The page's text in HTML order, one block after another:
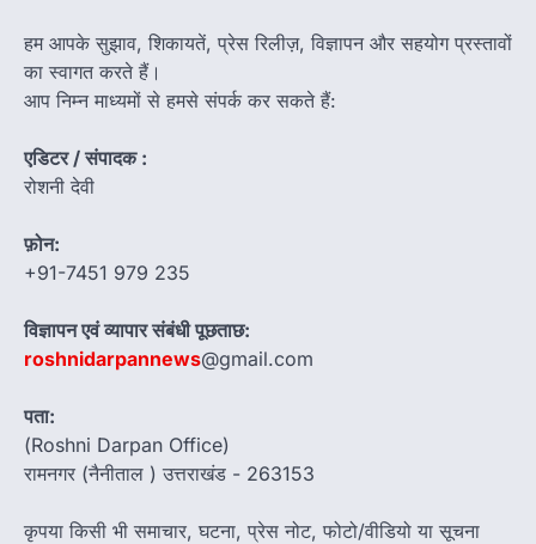
हम आपके सुझाव, शिकायतें, प्रेस रिलीज़, विज्ञापन और सहयोग प्रस्तावों
का स्वागत करते हैं।
आप निम्न माध्यमों से हमसे संपर्क कर सकते हैं:
एडिटर / संपादक :
रोशनी देवी
फ़ोन:
+91-7451 979 235
विज्ञापन एवं व्यापार संबंधी पूछताछ:
roshnidarpannews@gmail.com
पता:
(Roshni Darpan Office)
रामनगर (नैनीताल ) उत्तराखंड - 263153
कृपया किसी भी समाचार, घटना, प्रेस नोट, फोटो/वीडियो या सूचना